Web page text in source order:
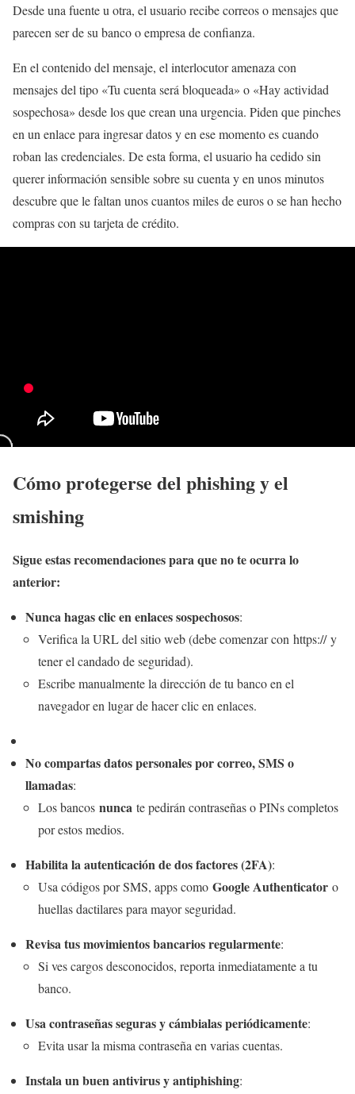
Desde una fuente u otra, el usuario recibe correos o mensajes que
parecen ser de su banco o empresa de confianza.
En el contenido del mensaje, el interlocutor amenaza con
mensajes del tipo «Tu cuenta será bloqueada» o «Hay actividad
sospechosa» desde los que crean una urgencia. Piden que pinches
en un enlace para ingresar datos y en ese momento es cuando
roban las credenciales. De esta forma, el usuario ha cedido sin
querer información sensible sobre su cuenta y en unos minutos
descubre que le faltan unos cuantos miles de euros o se han hecho
compras con su tarjeta de crédito.
Cómo protegerse del phishing y el
smishing
Sigue estas recomendaciones para que no te ocurra lo
anterior:
Nunca hagas clic en enlaces sospechosos:
Verifica la URL del sitio web (debe comenzar con https:// y
tener el candado de seguridad).
Escribe manualmente la dirección de tu banco en el
navegador en lugar de hacer clic en enlaces.
No compartas datos personales por correo, SMS o
llamadas:
Los bancos nunca te pedirán contraseñas o PINs completos
por estos medios.
Habilita la autenticación de dos factores (2FA):
Usa códigos por SMS, apps como Google Authenticator o
huellas dactilares para mayor seguridad.
Revisa tus movimientos bancarios regularmente:
Si ves cargos desconocidos, reporta inmediatamente a tu
banco.
Usa contraseñas seguras y cámbialas periódicamente:
Evita usar la misma contraseña en varias cuentas.
Instala un buen antivirus y antiphishing: